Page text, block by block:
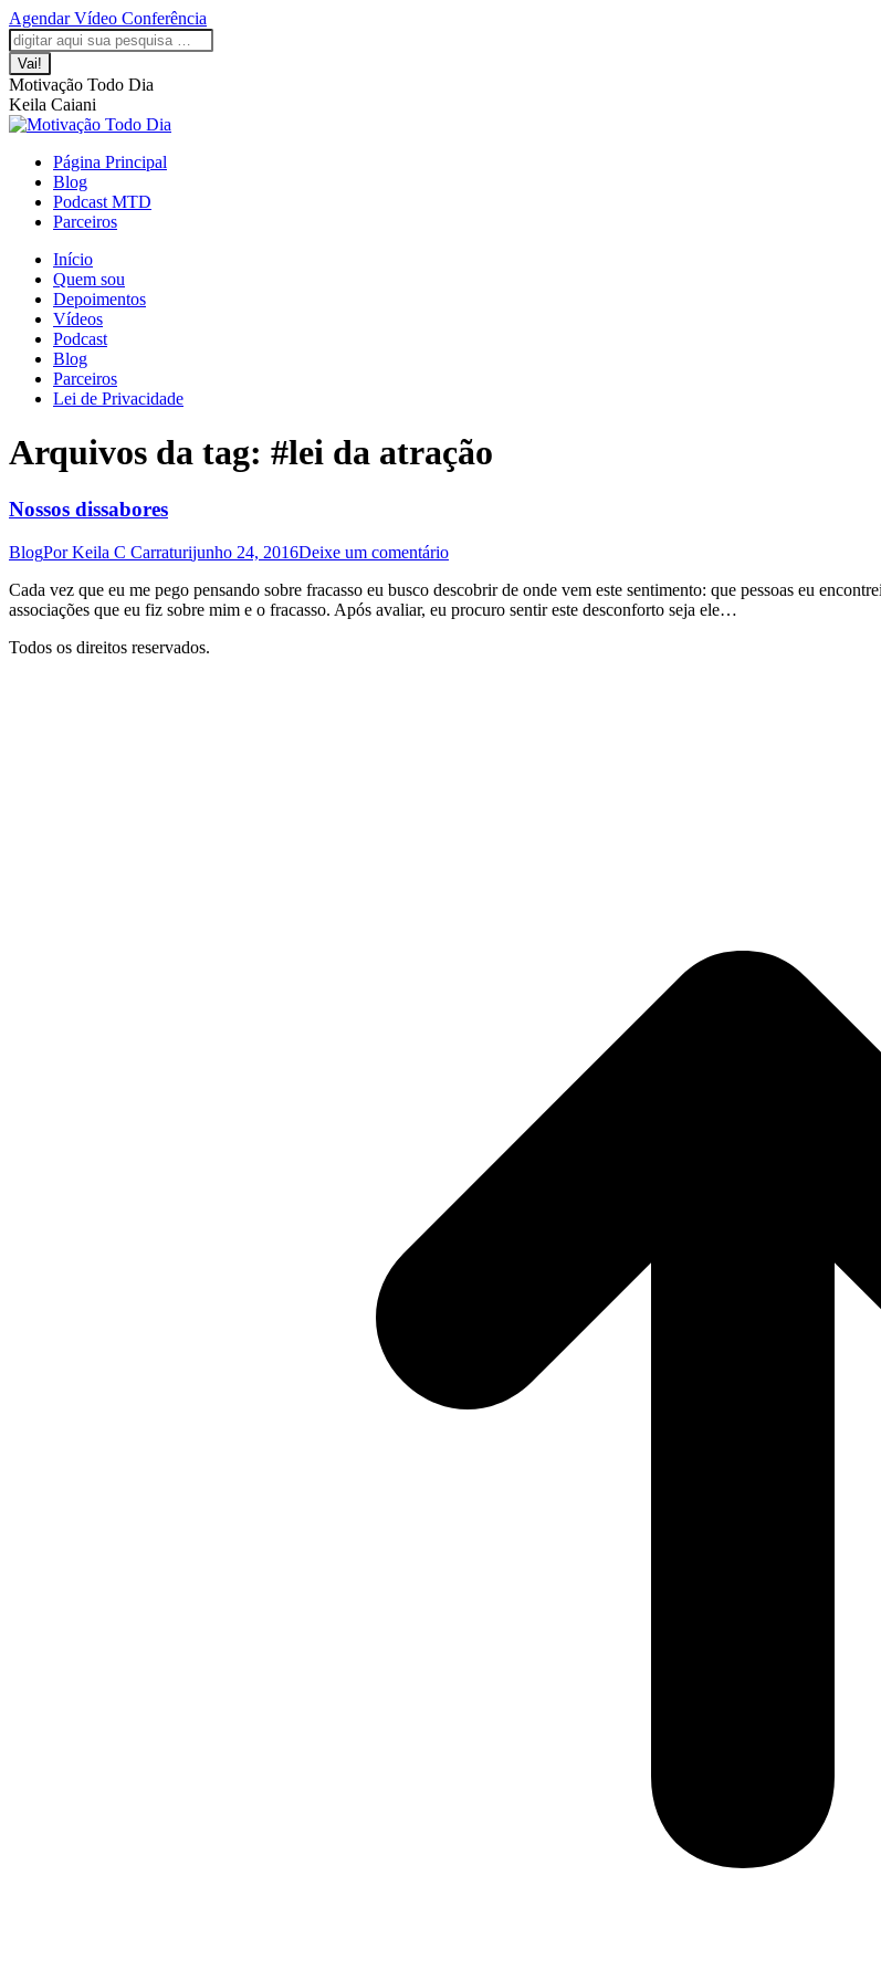
Saltar
para
o
conteúdo
Agendar Vídeo Conferência
A
página
Facebook
abre
numa
nova
janela
A
página
LinkedIn
abre
numa
nova
janela
A
página
Instagram
abre
numa
nova
janela
A
página
YouTube
abre
numa
nova
janela
A
página
WhatsApp
abre
numa
nova
janela
Pesquisar:
Motivação Todo Dia
Keila Caiani
Página Principal
Blog
Podcast MTD
Parceiros
Início
Quem sou
Depoimentos
Vídeos
Podcast
Blog
Parceiros
Lei de Privacidade
Arquivos da tag: #lei da atração
Nossos dissabores
BlogPorKeila C Carraturijunho 24, 2016Deixe um comentário
Cada vez que eu me pego pensando sobre fracasso eu busco descobrir de onde vem este sentimento: que pessoas eu
associações que eu fiz sobre mim e o fracasso. Após avaliar, eu procuro sentir este desconforto seja ele…
Todos os direitos reservados.